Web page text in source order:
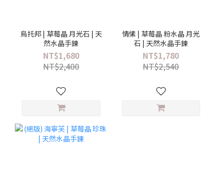
烏托邦 | 草莓晶 月光石 | 天
然水晶手鍊
NT$1,680
NT$2,400
情愫 | 草莓晶 粉水晶 月光
石 | 天然水晶手鍊
NT$1,780
NT$2,540